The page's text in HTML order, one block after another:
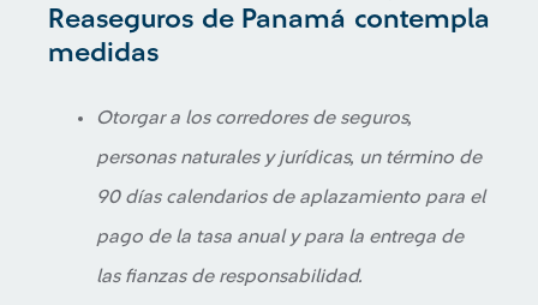
Reaseguros de Panamá contempla
medidas
Otorgar a los corredores de seguros,
personas naturales y jurídicas, un término de
90 días calendarios de aplazamiento para el
pago de la tasa anual y para la entrega de
las fianzas de responsabilidad.